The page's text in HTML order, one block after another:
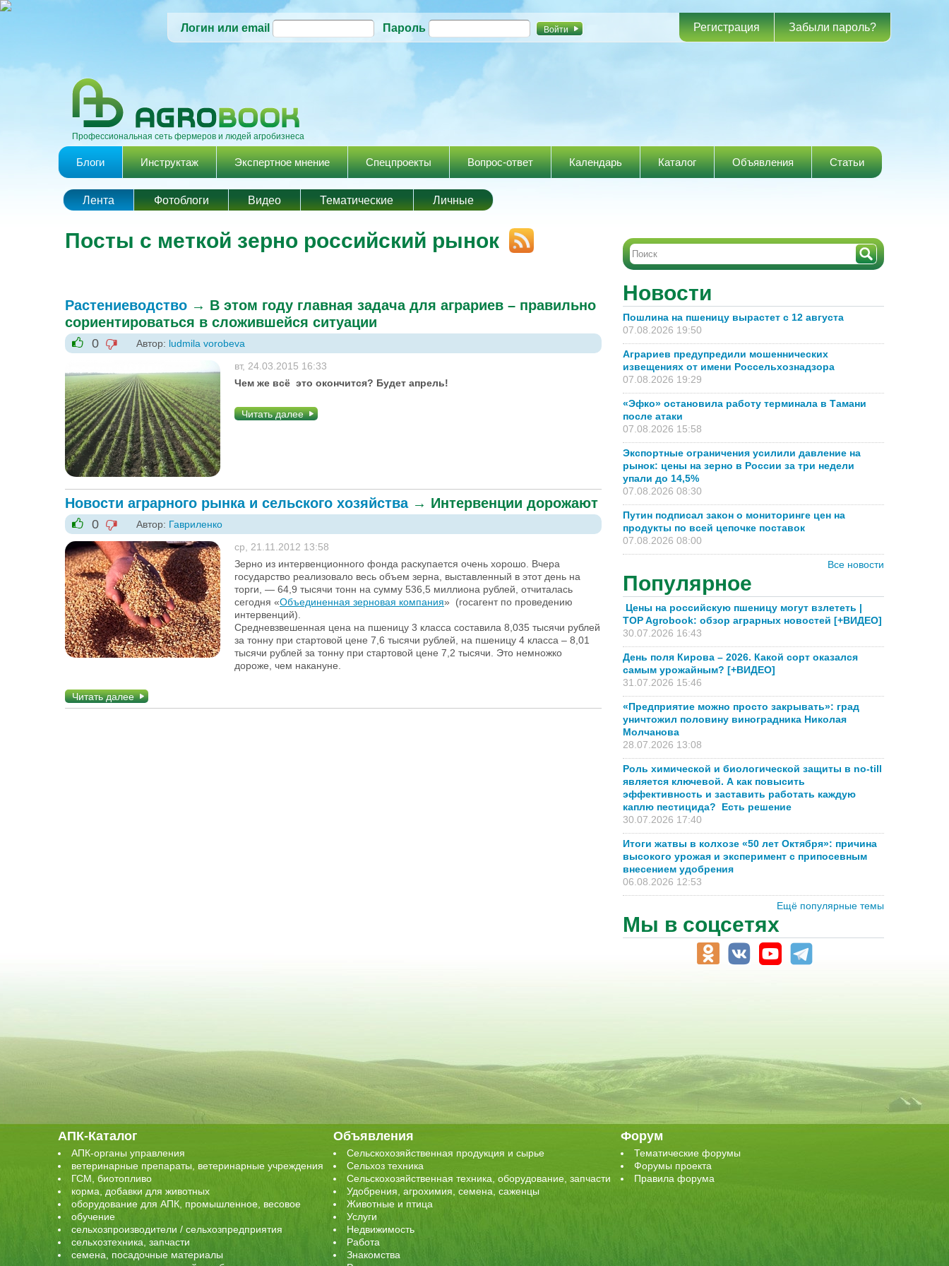
Перейти к
содержанию
Логин или email Пароль Регистрация Забыли пароль?
Профессиональная сеть фермеров и людей агробизнеса
Главное меню
Блоги Инструктаж Экспертное мнение Спецпроекты Вопрос-ответ Календарь Каталог Объявления Статьи
Лента Фотоблоги Видео Тематические Личные
Посты с меткой зерно российский рынок
Растениеводство → В этом году главная задача для аграриев – правильно
сориентироваться в сложившейся ситуации
+1
0
-1
Автор: ludmila vorobeva
вт, 24.03.2015 16:33
Чем же всё это окончится? Будет апрель!
Читать далее
Новости аграрного рынка и сельского хозяйства→ Интервенции дорожают
+1
0
-1
Автор: Гавриленко
ср, 21.11.2012 13:58
Зерно из интервенционного фонда раскупается очень хорошо. Вчера
государство реализовало весь объем зерна, выставленный в этот день на
торги, — 64,9 тысячи тонн на сумму 536,5 миллиона рублей, отчиталась
сегодня «Объединенная зерновая компания» (госагент по проведению
интервенций).
Средневзвешенная цена на пшеницу 3 класса составила 8,035 тысячи рублей
за тонну при стартовой цене 7,6 тысячи рублей, на пшеницу 4 класса – 8,01
тысячи рублей за тонну при стартовой цене 7,2 тысячи. Это немножко
дороже, чем накануне.
Читать далее
Новости
Пошлина на пшеницу вырастет с 12 августа
07.08.2026 19:50
Аграриев предупредили мошеннических
извещениях от имени Россельхознадзора
07.08.2026 19:29
«Эфко» остановила работу терминала в Тамани
после атаки
07.08.2026 15:58
Экспортные ограничения усилили давление на
рынок: цены на зерно в России за три недели
упали до 14,5%
07.08.2026 08:30
Путин подписал закон о мониторинге цен на
продукты по всей цепочке поставок
07.08.2026 08:00
Все новости
Популярное
Цены на российскую пшеницу могут взлететь |
TOP Agrobook: обзор аграрных новостей [+ВИДЕО]
30.07.2026 16:43
День поля Кирова – 2026. Какой сорт оказался
самым урожайным? [+ВИДЕО]
31.07.2026 15:46
«Предприятие можно просто закрывать»: град
уничтожил половину виноградника Николая
Молчанова
28.07.2026 13:08
Роль химической и биологической защиты в no-till
является ключевой. А как повысить
эффективность и заставить работать каждую
каплю пестицида? Есть решение
30.07.2026 17:40
Итоги жатвы в колхозе «50 лет Октября»: причина
высокого урожая и эксперимент с припосевным
внесением удобрения
06.08.2026 12:53
Ещё популярные темы
Мы в соцсетях
АПК-Каталог
АПК-органы управления
ветеринарные препараты, ветеринарные учреждения
ГСМ, биотопливо
корма, добавки для животных
оборудование для АПК, промышленное, весовое
обучение
сельхозпроизводители / сельхозпредприятия
сельхозтехника, запчасти
семена, посадочные материалы
Объявления
Сельскохозяйственная продукция и сырье
Сельхоз техника
Сельскохозяйственная техника, оборудование, запчасти
Удобрения, агрохимия, семена, саженцы
Животные и птица
Услуги
Недвижимость
Работа
Знакомства
Форум
Тематические форумы
Форумы проекта
Правила форума